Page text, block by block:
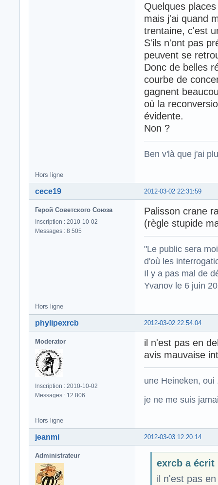
Quelques
mais j'ai quand
trentaine, c'est
S'ils n'ont pas
peuvent se
Donc de belles
courbe de
gagnent
où la
évidente.
Non ?
Ben v'là que j'ai
Hors ligne
2012-03-02 22:31:59
cece19
Герой Советского Союза
Inscription : 2010-10-02
Messages : 8 505
Palisson crane
(règle stupide
"Le public sera
d'où les
Il y a pas mal de
Yvanov le 6 juin
Hors ligne
2012-03-02 22:54:04
phylipexrcb
Moderator
Inscription : 2010-10-02
Messages : 12 806
il n'est pas en
avis mauvaise
une Heineken,
je ne me suis
Hors ligne
2012-03-03 12:20:14
jeanmi
Administrateur
exrcb a écrit
il n'est pas